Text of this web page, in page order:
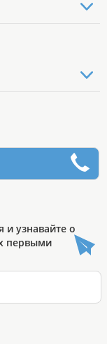
узнавайте о
первыми